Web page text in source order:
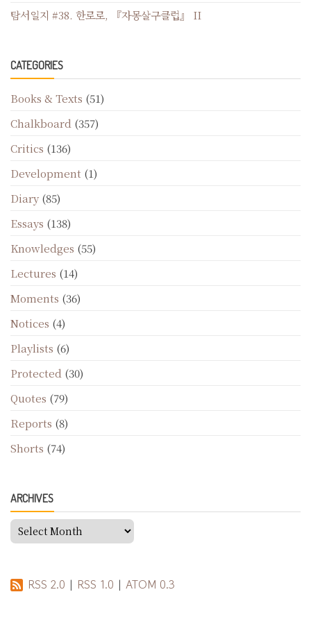
탐서일지 #38. 한로로, 『자몽살구클럽』 II
CATEGORIES
Books & Texts (51)
Chalkboard (357)
Critics (136)
Development (1)
Diary (85)
Essays (138)
Knowledges (55)
Lectures (14)
Moments (36)
Notices (4)
Playlists (6)
Protected (30)
Quotes (79)
Reports (8)
Shorts (74)
ARCHIVES
Archives
RSS 2.0 | RSS 1.0 | ATOM 0.3